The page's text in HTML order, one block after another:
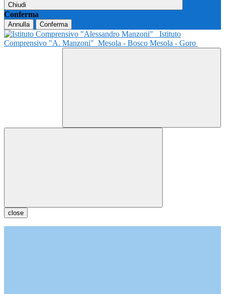
Chiudi
Conferma
Annulla Conferma
Istituto
Comprensivo "A. Manzoni" Mesola - Bosco Mesola - Goro
close